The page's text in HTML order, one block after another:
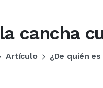
la cancha
Artículo ¿De quién